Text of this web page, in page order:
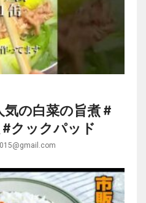
の白菜の旨煮 #
クックパッド